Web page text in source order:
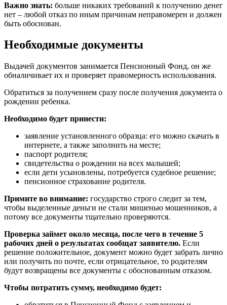
Важно знать: больше никаких требований к получению денег
нет – любой отказ по иным причинам неправомерен и должен
быть обоснован.
Необходимые документы
Выдачей документов занимается Пенсионный Фонд, он же
обналичивает их и проверяет правомерность использования.
Обратиться за получением сразу после получения документа о
рождении ребенка.
Необходимо будет принести:
заявление установленного образца: его можно скачать в
интернете, а также заполнить на месте;
паспорт родителя;
свидетельства о рождении на всех малышей;
если дети усыновлены, потребуется судебное решение;
пенсионное страхование родителя.
Примите во внимание: государство строго следит за тем,
чтобы выделенные деньги не стали мишенью мошенников, а
потому все документы тщательно проверяются.
Проверка займет около месяца, после чего в течение 5
рабочих дней о результатах сообщат заявителю. Если
решение положительное, документ можно будет забрать лично
или получить по почте, если отрицательное, то родителям
будут возвращены все документы с обоснованным отказом.
Чтобы потратить сумму, необходимо будет: